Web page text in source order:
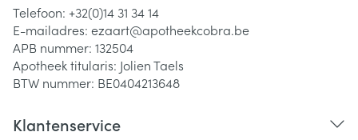
Telefoon: +32(0)14 31 34 14
E-mailadres: ezaart@apotheekcobra.be
APB nummer: 132504
Apotheek titularis: Jolien Taels
BTW nummer: BE0404213648
Klantenservice